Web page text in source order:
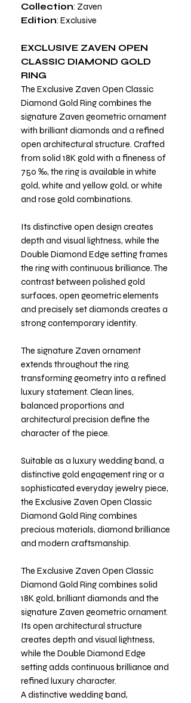
Collection: Zaven
Edition: Exclusive
EXCLUSIVE ZAVEN OPEN
CLASSIC DIAMOND GOLD
RING
The Exclusive Zaven Open Classic
Diamond Gold Ring combines the
signature Zaven geometric ornament
with brilliant diamonds and a refined
open architectural structure. Crafted
from solid 18K gold with a fineness of
750 ‰, the ring is available in white
gold, white and yellow gold, or white
and rose gold combinations.
Its distinctive open design creates
depth and visual lightness, while the
Double Diamond Edge setting frames
the ring with continuous brilliance. The
contrast between polished gold
surfaces, open geometric elements
and precisely set diamonds creates a
strong contemporary identity.
The signature Zaven ornament
extends throughout the ring,
transforming geometry into a refined
luxury statement. Clean lines,
balanced proportions and
architectural precision define the
character of the piece.
Suitable as a luxury wedding band, a
distinctive gold engagement ring or a
sophisticated everyday jewelry piece,
the Exclusive Zaven Open Classic
Diamond Gold Ring combines
precious materials, diamond brilliance
and modern craftsmanship.
The Exclusive Zaven Open Classic
Diamond Gold Ring combines solid
18K gold, brilliant diamonds and the
signature Zaven geometric ornament.
Its open architectural structure
creates depth and visual lightness,
while the Double Diamond Edge
setting adds continuous brilliance and
refined luxury character.
A distinctive wedding band,